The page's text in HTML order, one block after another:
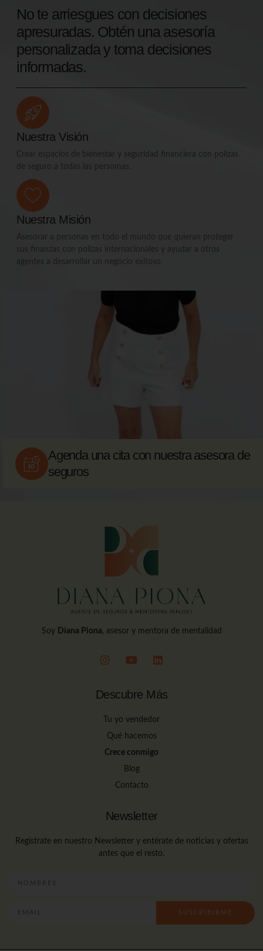
No te arriesgues con decisiones
apresuradas. Obtén una asesoría
personalizada y toma decisiones
informadas.
Nuestra Visión
Crear espacios de bienestar y seguridad financiera con polizas
de seguro a todas las persomas.
Nuestra Misión
Asesorar a personas en todo el mundo que quieran proteger
sus finanzas con polizas internacionales y ayudar a otros
agentes a desarrollar un negocio exitoso.
Agenda una cita con nuestra asesora de
seguros
Soy Diana Piona, asesor y mentora de mentalidad
Descubre Más
Tu yo vendedor
Qué hacemos
Crece conmigo
Blog
Contacto
Newsletter
Regístrate en nuestro Newsletter y entérate de noticias y ofertas
antes que el resto.
SUSCRIBIRME